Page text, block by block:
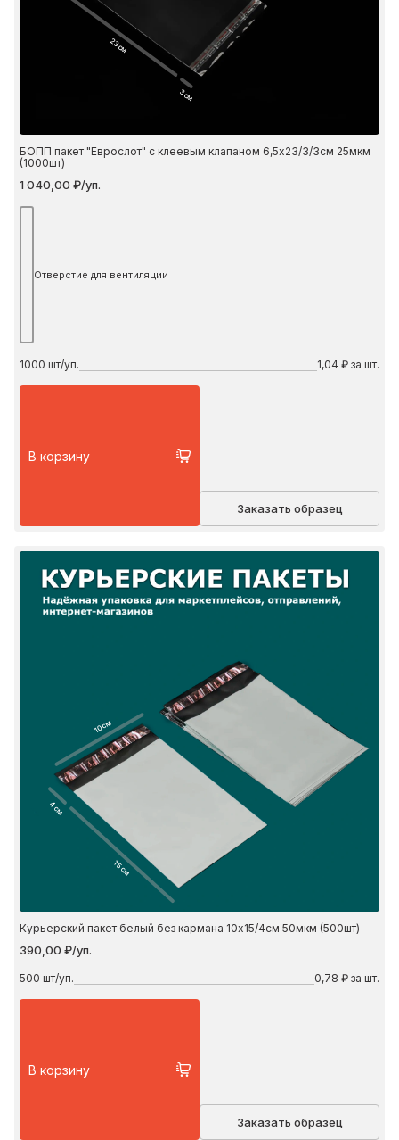
23 см
3 см
БОПП пакет "Еврослот" с клеевым клапаном 6,5х23/3/3см 25мкм
(1000шт)
1 040,00 ₽/уп.
Отверстие для вентиляции
1000 шт/уп. 1,04 ₽ за шт.
В корзину
Заказать образец
10 см
4 см
15 см
Курьерский пакет белый без кармана 10х15/4см 50мкм (500шт)
390,00 ₽/уп.
500 шт/уп. 0,78 ₽ за шт.
В корзину
Заказать образец